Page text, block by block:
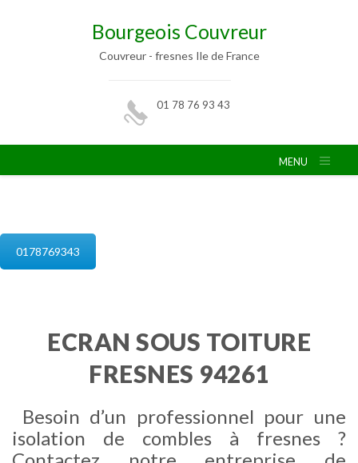
Bourgeois Couvreur
Couvreur - fresnes Ile de France
01 78 76 93 43
MENU
0178769343
ECRAN SOUS TOITURE
FRESNES 94261
Besoin d’un professionnel pour une
isolation de combles à fresnes ?